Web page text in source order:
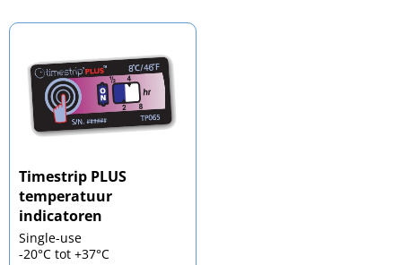
Timestrip PLUS
temperatuur
indicatoren
Single-use
-20°C tot +37°C